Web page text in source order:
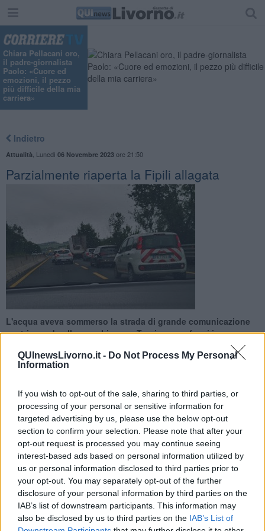
QUInewsLivorno.it - Do Not Process My Personal
Information
If you wish to opt-out of the sale, sharing to third parties, or
processing of your personal or sensitive information for
targeted advertising by us, please use the below opt-out
section to confirm your selection. Please note that after your
opt-out request is processed you may continue seeing
interest-based ads based on personal information utilized by
us or personal information disclosed to third parties prior to
your opt-out. You may separately opt-out of the further
disclosure of your personal information by third parties on the
IAB’s list of downstream participants. This information may
also be disclosed by us to third parties on the IAB’s List of
Chiara Pellacani oro,
il padre-giornalista
Paolo: «Cuore ed
emozioni, il pezzo
più difficile della mia
carriera»
Indietro
Attualità Lunedì 06 Novembre 2023ore 21:50
Parzialmente riaperta la Fipili allagata
L'acqua aveva sommerso la strada di grande comunicazione
costringendo alla sua chiusura. Treni ancora fermi invece su
LIVORNO —E' stata parzialmente riaperta la strada di grande
comunicazioneFirenze-Pisa-Livorno allagatadall'ondata di
maltempo dei giorni scorsi.
La Fipili è tornata transitabile in direzione mare su entrambe le
corsie nel tratto dell'interporto, nel Livornese. Si lavora ancora,
invece, per rendere di nuovo percorribile l'arteria in direzione
Firenze.